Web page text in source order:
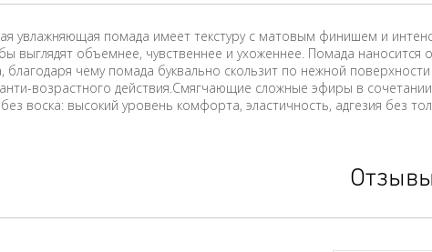
увлажняющая помада имеет текстуру с матовым финишем и
выглядят объемнее, чувственнее и ухоженнее. Помада
благодаря чему помада буквально скользит по нежной
возрастного действия.Смягчающие сложные эфиры в
воска: высокий уровень комфорта, эластичность, адгезия без
Отзывы